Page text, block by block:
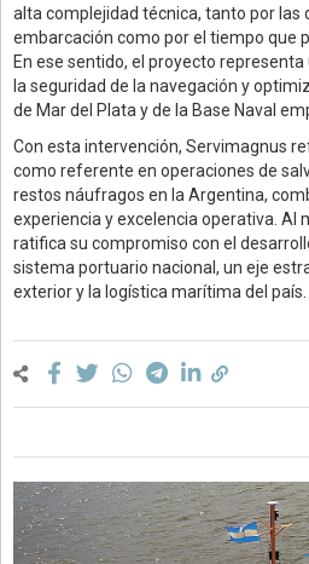
alta complejidad técnica, tanto por las
embarcación como por el tiempo que
En ese sentido, el proyecto
la seguridad de la navegación y
de Mar del Plata y de la Base Naval
Con esta intervención, Servimagnus
como referente en operaciones de
restos náufragos en la Argentina,
experiencia y excelencia operativa. Al
ratifica su compromiso con el
sistema portuario nacional, un eje
exterior y la logística marítima del país.